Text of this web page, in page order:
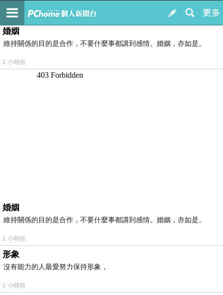
我的
最新文章
婚姻
維持關係的目的是合作，不要什麼事都講到感情。婚姻，亦如是。
2 小時前
婚姻
維持關係的目的是合作，不要什麼事都講到感情。婚姻，亦如是。
2 小時前
形象
沒有能力的人最愛努力保持形象，
2 小時前